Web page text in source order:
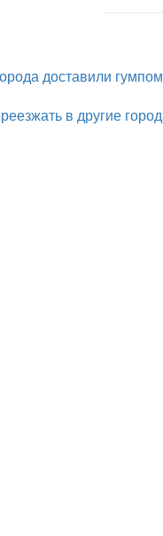
доставили
в другие